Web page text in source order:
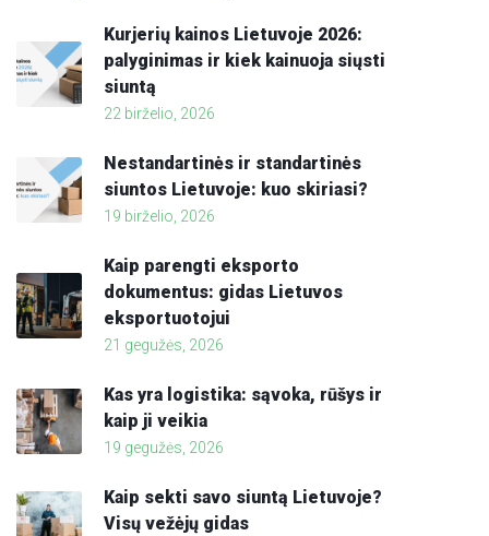
Kurjerių kainos Lietuvoje 2026:
palyginimas ir kiek kainuoja siųsti
siuntą
22 birželio, 2026
Nestandartinės ir standartinės
siuntos Lietuvoje: kuo skiriasi?
19 birželio, 2026
Kaip parengti eksporto
dokumentus: gidas Lietuvos
eksportuotojui
21 gegužės, 2026
Kas yra logistika: sąvoka, rūšys ir
kaip ji veikia
19 gegužės, 2026
Kaip sekti savo siuntą Lietuvoje?
Visų vežėjų gidas